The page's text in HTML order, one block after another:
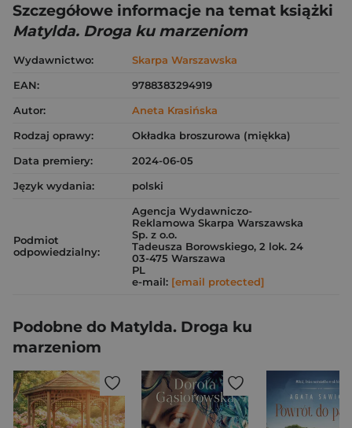
Szczegółowe informacje na temat książki
Matylda. Droga ku marzeniom
Wydawnictwo:
Skarpa Warszawska
EAN:
9788383294919
Autor:
Aneta Krasińska
Rodzaj oprawy:
Okładka broszurowa (miękka)
Data premiery:
2024-06-05
Język wydania:
polski
Podmiot
odpowiedzialny:
Agencja Wydawniczo-
Reklamowa Skarpa Warszawska
Sp. z o.o.
Tadeusza Borowskiego, 2 lok. 24
03-475 Warszawa
PL
e-mail: [email protected]
Podobne do Matylda. Droga ku
marzeniom